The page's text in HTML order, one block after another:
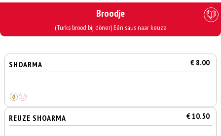
Broodje
(Turks brood bij döner) Eén saus naar keuze
SHOARMA € 8.00
REUZE SHOARMA € 10.50